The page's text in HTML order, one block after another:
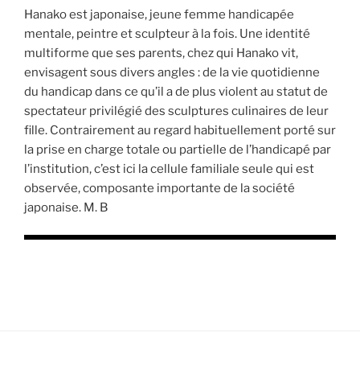
Hanako est japonaise, jeune femme handicapée
mentale, peintre et sculpteur à la fois. Une identité
multiforme que ses parents, chez qui Hanako vit,
envisagent sous divers angles : de la vie quotidienne
du handicap dans ce qu’il a de plus violent au statut de
spectateur privilégié des sculptures culinaires de leur
fille. Contrairement au regard habituellement porté sur
la prise en charge totale ou partielle de l’handicapé par
l’institution, c’est ici la cellule familiale seule qui est
observée, composante importante de la société
japonaise. M. B